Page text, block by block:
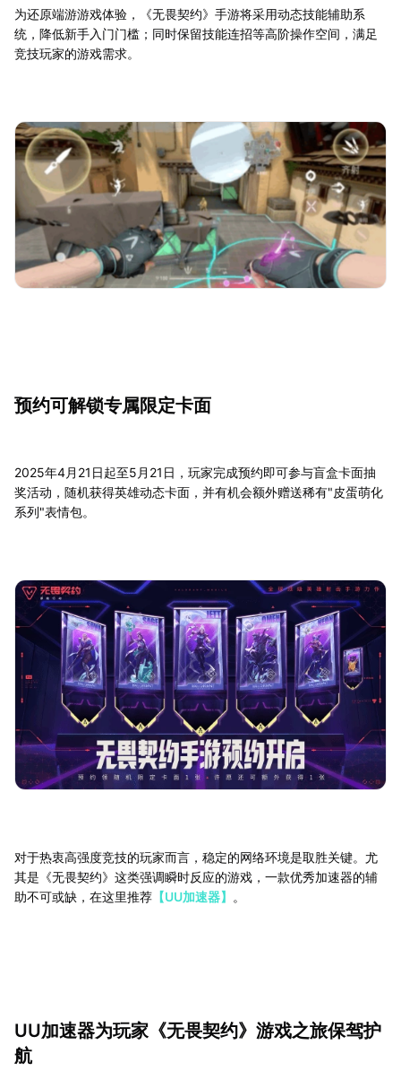
为还原端游游戏体验，《无畏契约》手游将采用动态技能辅助系
统，降低新手入门门槛；同时保留技能连招等高阶操作空间，满足
竞技玩家的游戏需求。
预约可解锁专属限定卡面
2025年4月21日起至5月21日，玩家完成预约即可参与盲盒卡面抽
奖活动，随机获得英雄动态卡面，并有机会额外赠送稀有"皮蛋萌化
系列"表情包。
对于热衷高强度竞技的玩家而言，稳定的网络环境是取胜关键。尤
其是《无畏契约》这类强调瞬时反应的游戏，一款优秀加速器的辅
助不可或缺，在这里推荐 【UU加速器】 。
UU加速器为玩家《无畏契约》游戏之旅保驾护
航